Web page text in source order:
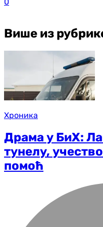
Више из
Хроника
Драма у БиХ:
тунелу,
помоћ